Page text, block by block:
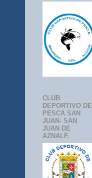
CLUB
DEPORTIVO DE
PESCA SAN
JUAN- SAN
JUAN DE
AZNALF.